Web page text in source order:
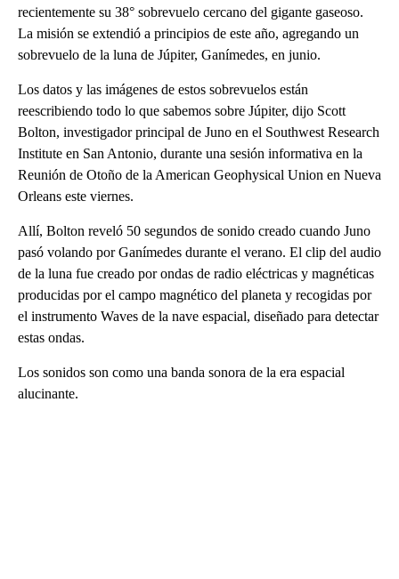
recientemente su 38° sobrevuelo cercano del gigante gaseoso.
La misión se extendió a principios de este año, agregando un
sobrevuelo de la luna de Júpiter, Ganímedes, en junio.
Los datos y las imágenes de estos sobrevuelos están
reescribiendo todo lo que sabemos sobre Júpiter, dijo Scott
Bolton, investigador principal de Juno en el Southwest Research
Institute en San Antonio, durante una sesión informativa en la
Reunión de Otoño de la American Geophysical Union en Nueva
Orleans este viernes.
Allí, Bolton reveló 50 segundos de sonido creado cuando Juno
pasó volando por Ganímedes durante el verano. El clip del audio
de la luna fue creado por ondas de radio eléctricas y magnéticas
producidas por el campo magnético del planeta y recogidas por
el instrumento Waves de la nave espacial, diseñado para detectar
estas ondas.
Los sonidos son como una banda sonora de la era espacial
alucinante.